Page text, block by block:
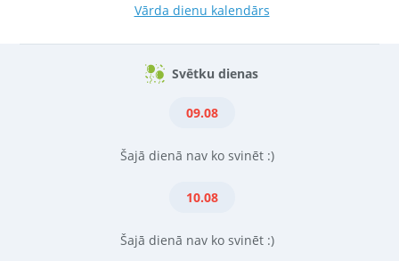
Vārda dienu kalendārs
Svētku dienas
09.08
Šajā dienā nav ko svinēt :)
10.08
Šajā dienā nav ko svinēt :)